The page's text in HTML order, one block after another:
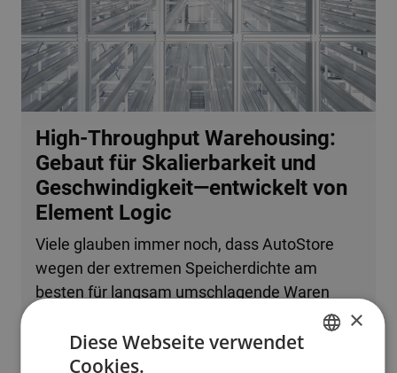
High-Throughput Warehousing:
Gebaut für Skalierbarkeit und
Geschwindigkeit—entwickelt von
Element Logic
Viele glauben immer noch, dass AutoStore
wegen der extremen Speicherdichte am
besten für langsam umschlagende Waren
oder kleine Betriebe geeignet ist. Tatsache ist,
dass das System problemlos mehrere
zehntausend Bestellzeilen pro Stunde
×
Diese Webseite verwendet
Cookies.